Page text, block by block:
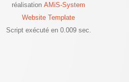
réalisation AMiS-System
Website Template
Script exécuté en 0.009 sec.